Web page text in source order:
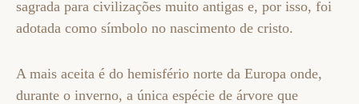
sagrada para civilizações muito antigas e, por isso, foi
adotada como símbolo no nascimento de cristo.
A mais aceita é do hemisfério norte da Europa onde,
durante o inverno, a única espécie de árvore que